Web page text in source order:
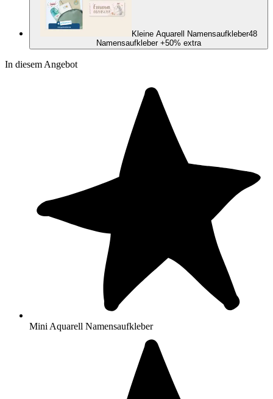
Kleine Aquarell Namensaufkleber48
Namensaufkleber+50% extra
In diesem Angebot
Mini Aquarell Namensaufkleber